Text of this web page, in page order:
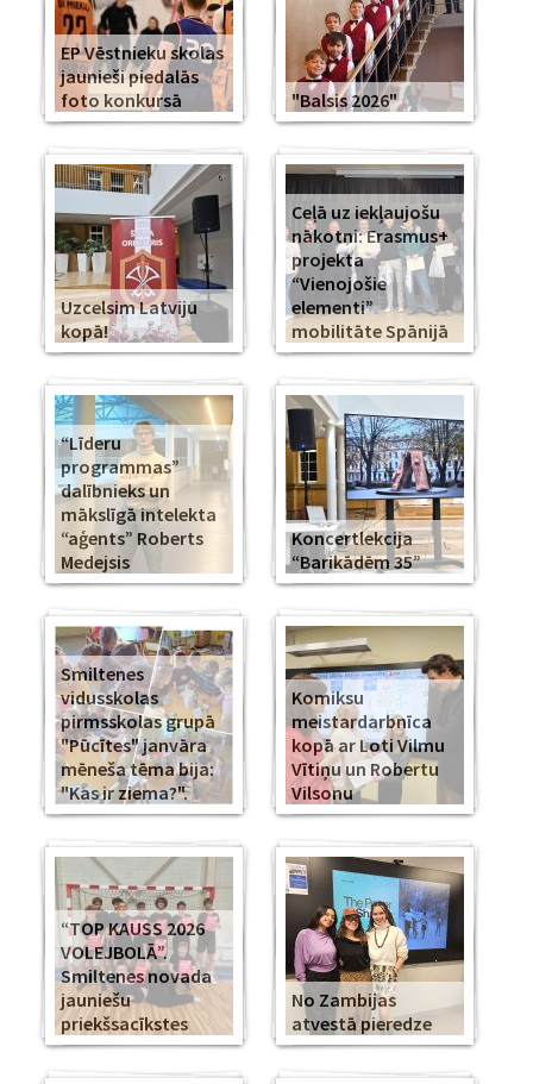
EP Vēstnieku skolas
jaunieši piedalās
foto konkursā
"Balsis 2026"
Uzcelsim Latviju
kopā!
Ceļā uz iekļaujošu
nākotni: Erasmus+
projekta
“Vienojošie
elementi”
mobilitāte Spānijā
“Līderu
programmas”
dalībnieks un
mākslīgā intelekta
“aģents” Roberts
Medejsis
Koncertlekcija
“Barikādēm 35”
Smiltenes
vidusskolas
pirmsskolas grupā
"Pūcītes" janvāra
mēneša tēma bija:
"Kas ir ziema?".
Komiksu
meistardarbnīca
kopā ar Loti Vilmu
Vītiņu un Robertu
Vilsonu
“TOP KAUSS 2026
VOLEJBOLĀ”.
Smiltenes novada
jauniešu
priekšsacīkstes
No Zambijas
atvestā pieredze